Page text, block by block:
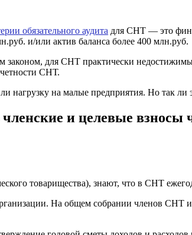
обязательного аудита для СНТ — это
и/или актив баланса более 400 млн.руб.
законом, для СНТ практически
СНТ.
нагрузку на малые предприятия. Но так ли
и целевые
товарищества), знают, что в СНТ
На общем собрании членов СНТ